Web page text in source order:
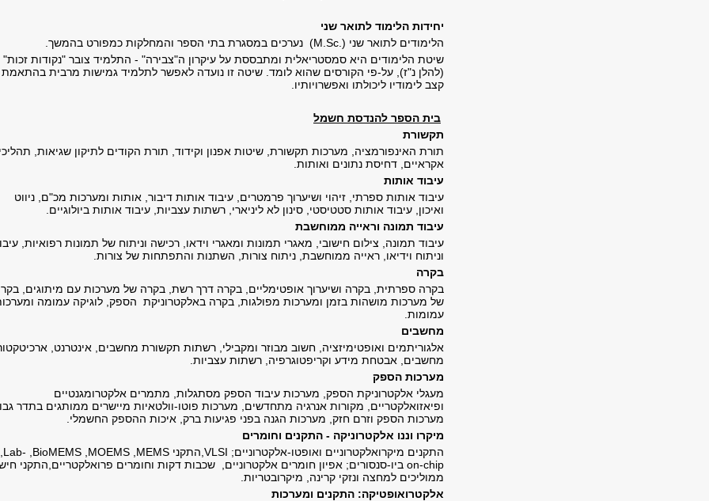
יחידות הלימוד לתואר שני
הלימודים לתואר שני (M.Sc.) נערכים במסגרת בתי הספר והמחלקות כמפורט בהמשך.
שיטת הלימודים היא סמסטריאלית ומתבססת על עיקרון ה"צבירה" - התלמיד צובר "נקודות זכות"
(להלן נ"ז), על-פי הקורסים שהוא לומד. שיטה זו נועדה לאפשר לתלמיד גמישות מרבית בהתאמת
קצב לימודיו ליכולתו ואפשרויותיו.
בית הספר להנדסת חשמל
תקשורת
תורת האינפורמציה, מערכות תקשורת, שיטות אפנון וקידוד, תורת הקודים לתיקון שגיאות,
אקראיים, דחיסת נתונים ואותות.
עיבוד אותות
עיבוד אותות ספרתי, זיהוי ושיערוך פרמטרים, עיבוד אותות דיבור, אותות ומערכות מכ"ם, ניווט
ואיכון, עיבוד אותות סטטיסטי, סינון לא ליניארי, רשתות עצביות, עיבוד אותות ביולוגיים.
עיבוד תמונה וראייה ממוחשבת
עיבוד תמונה, צילום חישובי, מאגרי תמונות ומאגרי וידאו, רכישה וניתוח של תמונות רפואיות,
וניתוח וידיאו, ראייה ממוחשבת, ניתוח צורות, השתנות והתפתחות של צורות.
בקרה
בקרה ספרתית, בקרה ושיערוך אופטימליים, בקרה דרך רשת, בקרה של מערכות עם מיתוגים,
של מערכות מושהות בזמן ומערכות מפולגות, בקרה באלקטרוניקת הספק, לוגיקה עמומה
עמומות.
מחשבים
אלגוריתמים ואופטימיזציה, חשוב מבוזר ומקבילי, רשתות תקשורת מחשבים, אינטרנט,
מחשבים, אבטחת מידע וקריפטוגרפיה, רשתות עצביות.
מערכות הספק
מעגלי אלקטרוניקת הספק, מערכות עיבוד הספק מסתגלות, מתמרים אלקטרומגנטיים
ופיאזואלקטריים, מקורות אנרגיה מתחדשים, מערכות פוטו-וולטאיות מיישרים ממותגים בתדר
מערכות הספק וזרם חזק, מערכות הגנה בפני פגיעות ברק, איכות ההספק החשמלי.
מיקרו וננו אלקטרוניקה - התקנים וחומרים
התקנים מיקרואלקטרוניים ואופטו-אלקטרוניים; VLSI ,התקני ,MOEMS ,MEMS
,BioMEMS
,Lab-
on-chip ביו-סנסורים; אפיון חומרים אלקטרוניים, שכבות דקות וחומרים פרואלקטריים,התקני
ממוליכים למחצה ונזקי קרינה, מיקרובטריות.
אלקטרואופטיקה: התקנים ומערכות